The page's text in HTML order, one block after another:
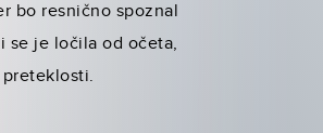
bo resnično spoznal
se je ločila od očeta,